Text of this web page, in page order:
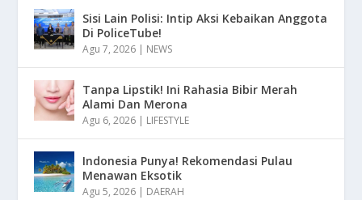
Sisi Lain Polisi: Intip Aksi Kebaikan Anggota
Di PoliceTube!
Agu 7, 2026 | NEWS
Tanpa Lipstik! Ini Rahasia Bibir Merah
Alami Dan Merona
Agu 6, 2026 | LIFESTYLE
Indonesia Punya! Rekomendasi Pulau
Menawan Eksotik
Agu 5, 2026 | DAERAH